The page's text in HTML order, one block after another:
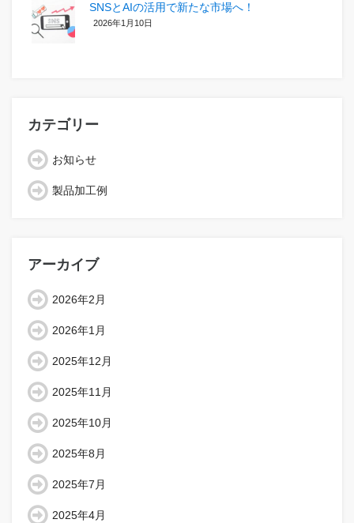
SNSとAIの活用で新たな市場へ！
2026年1月10日
カテゴリー
お知らせ
製品加工例
アーカイブ
2026年2月
2026年1月
2025年12月
2025年11月
2025年10月
2025年8月
2025年7月
2025年4月